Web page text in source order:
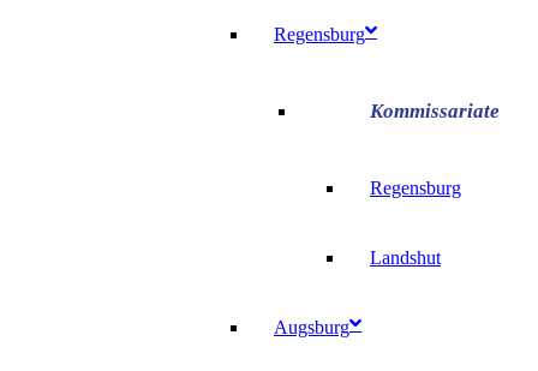
Regensburg
Regensburg
Landshut
Augsburg